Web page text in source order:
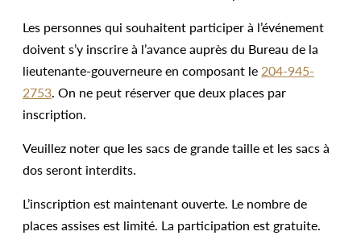
Les personnes qui souhaitent participer à l’événement
doivent s’y inscrire à l’avance auprès du Bureau de la
lieutenante-gouverneure en composant le 204-945-
2753. On ne peut réserver que deux places par
inscription.
Veuillez noter que les sacs de grande taille et les sacs à
dos seront interdits.
L’inscription est maintenant ouverte. Le nombre de
places assises est limité. La participation est gratuite.